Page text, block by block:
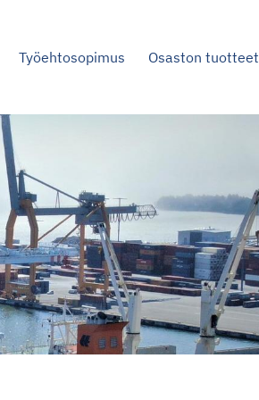
Työehtosopimus Osaston tuotteet